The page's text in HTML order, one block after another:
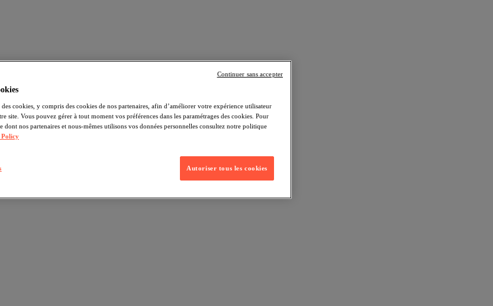
cookies, y compris des cookies de nos partenaires, afin d’améliorer votre expérience utilisateur
site. Vous pouvez gérer à tout moment vos préférences dans les paramétrages des cookies. Pour
dont nos partenaires et nous-mêmes utilisons vos données personnelles consultez notre politique
Autoriser tous les cookies
Continuer sans accepter